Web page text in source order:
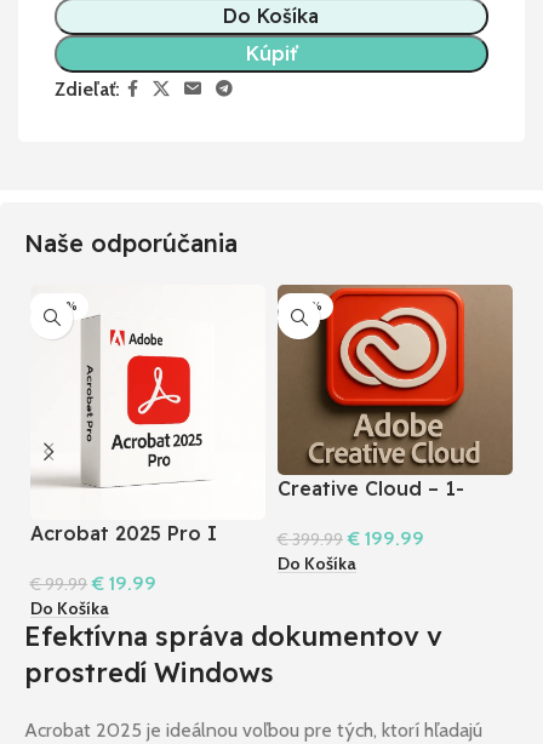
Do Košíka
Kúpiť
Zdieľať:
Naše odporúčania
-80%
Acrobat 2025 Pro I
€99.99 € 19.99
Do Košíka
-50%
Creative Cloud – 1-
Windows a Mac
€399.99 € 199.99
Do Košíka
Efektívna správa dokumentov v
prostredí Windows
Acrobat 2025 je ideálnou voľbou pre tých, ktorí hľadajú